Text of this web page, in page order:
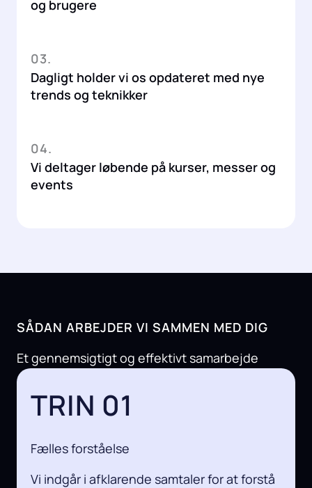
og brugere
03.
Dagligt holder vi os opdateret med nye
trends og teknikker
04.
Vi deltager løbende på kurser, messer og
events
SÅDAN ARBEJDER VI SAMMEN MED DIG
Et gennemsigtigt og effektivt samarbejde
TRIN 01
Fælles forståelse
Vi indgår i afklarende samtaler for at forstå